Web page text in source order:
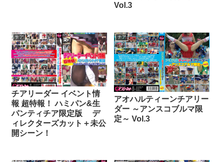
Vol.3
チア
チアリーダー イベント情
報 超特報！ ハミパン&生
パンティチア限定版 デ
ィレクターズカット＋未公
開シーン！
チア
アオハルティーンチアリー
ダー ～アンスコブルマ限
定～ Vol.3